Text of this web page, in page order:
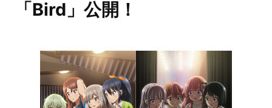
「Bird」公開！